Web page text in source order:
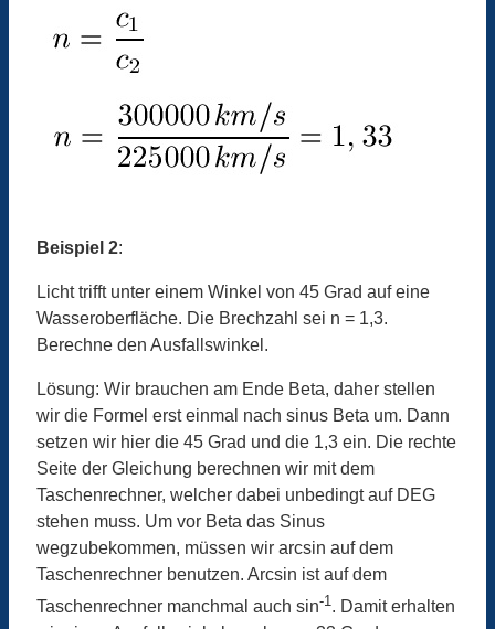
Beispiel 2:
Licht trifft unter einem Winkel von 45 Grad auf eine
Wasseroberfläche. Die Brechzahl sei n = 1,3.
Berechne den Ausfallswinkel.
Lösung: Wir brauchen am Ende Beta, daher stellen
wir die Formel erst einmal nach sinus Beta um. Dann
setzen wir hier die 45 Grad und die 1,3 ein. Die rechte
Seite der Gleichung berechnen wir mit dem
Taschenrechner, welcher dabei unbedingt auf DEG
stehen muss. Um vor Beta das Sinus
wegzubekommen, müssen wir arcsin auf dem
Taschenrechner benutzen. Arcsin ist auf dem
Taschenrechner manchmal auch sin-1 . Damit erhalten